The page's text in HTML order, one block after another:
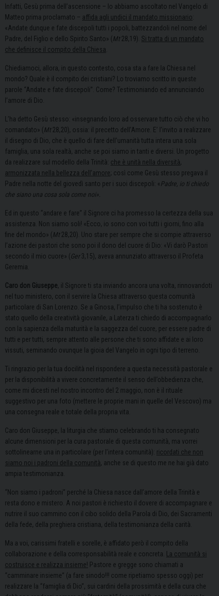
Infatti, Gesù prima dell’ascensione – lo abbiamo ascoltato nel Vangelo di
Matteo prima proclamato – affida agli undici il mandato missionario:
«Andate dunque e fate discepoli tutti i popoli, battezzandoli nel nome del
Padre, del Figlio e dello Spirito Santo» (Mt28,19). Si tratta di un mandato
che definisce il compito della Chiesa.
Chiediamoci, allora, in questo contesto, cosa sta a fare la Chiesa nel
mondo? Quale è il compito dei cristiani? Lo troviamo scritto in queste
parole “Andate e fate discepoli”. Come? Testimoniando ed annunciando
l’amore di Dio.
L’ha detto Gesù stesso: «insegnando loro ad osservare tutto ciò che vi ho
comandato» (Mt28,20), ossia: il precetto dell’Amore. E’ l’invito a realizzare
il disegno di Dio, che è quello di fare dell’umanità tutta intera una sola
famiglia, una sola realtà, anche se poi siamo in tanti e diversi. Un progetto
da realizzare sul modello della Trinità: che è unità nella diversità,
armonizzata nella bellezza dell’amore; così come Gesù stesso pregava il
Padre nella notte del giovedì santo per i suoi discepoli: «Padre, io ti chiedo
che siano una cosa sola come noi».
Ed in questo “andare e fare” il Signore ci ha promesso la certezza della sua
assistenza. Non siamo soli! «Ecco, io sono con voi tutti i giorni, fino alla
fine del mondo» (Mt28,20). Uno stare per sempre che si compie attraverso
l’azione dei pastori che sono poi il dono del cuore di Dio: «Vi darò Pastori
secondo il mio cuore» (Ger3,15), aveva annunziato attraverso il Profeta
Geremia.
Caro don Giuseppe, il Signore ti sta inviando ancora una volta, rinnovandoti
nel tuo ministero, con il servire la Chiesa attraverso questa comunità
particolare di San Lorenzo. Se a Ginosa, l’impulso che ti ha sostenuto è
stato quello della creatività giovanile, a Laterza ti chiedo di accompagnarlo
con la sapienza della maturità e la saggezza del cuore, per essere padre di
tutti e per tutti, sempre attento alle persone che ti sono affidate e ai loro
vissuti, seminando ovunque la gioia del Vangelo in ogni tipo di terreno.
Ti ringrazio per la tua docilità nel rispondere a questa necessità pastorale e
per la disponibilità a vivere concretamente il senso dell’obbedienza che,
come mi dicesti nel nostro incontro del 2 maggio, non è il rituale
suggestivo per una foto (mettere le proprie mani in quelle del Vescovo) ma
una consegna reale e totale della propria vita.
Caro don Giuseppe, la liturgia che stiamo celebrando ti ha consegnato
alcune dimensioni per la cura pastorale di questa comunità, ma vorrei
sottolinearne una in particolare (per l’intera comunità): ricordati che non
siamo noi i padroni della comunità, anche se di questo me ne hai già dato
ampia testimonianza.
“Non siamo i padroni” perché la Chiesa nasce dall’amore della Trinità e
resta dono e mistero. A noi pastori è richiesto il dovere di accompagnare e
nutrire il suo cammino con il cibo solido della Parola di Dio, dei Sacramenti
della fede, della preghiera cristiana, della testimonianza della carità.
Ma a voi, carissimi fratelli e sorelle, è affidato però il compito della
collaborazione e della corresponsabilità reale e concreta. La comunità si
costruisce e realizza insieme! Pastore e gregge sono chiamati a
“camminare insieme” (a fare sinodo!!! come ripetiamo spesso oggi) per
realizzare la “famiglia di Dio”, sui cardini della prossimità e della cura che